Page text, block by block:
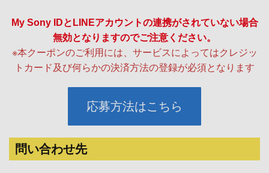
My Sony IDとLINEアカウントの連携がされていない場合
無効となりますのでご注意ください。
※本クーポンのご利用には、サービスによってはクレジッ
トカード及び何らかの決済方法の登録が必須となります
応募方法はこちら
問い合わせ先